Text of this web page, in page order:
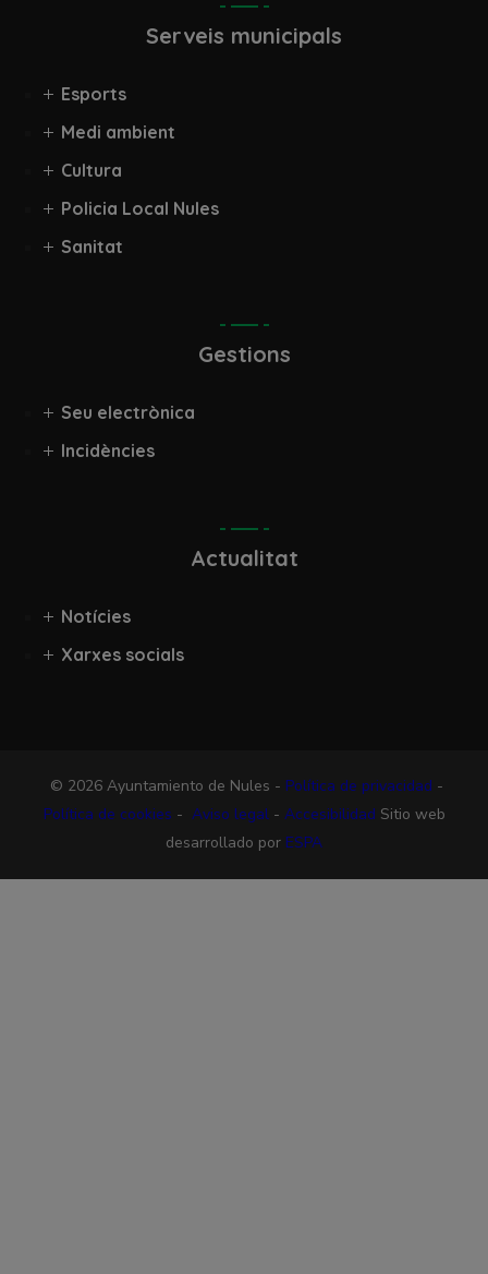
Serveis municipals
Esports
Medi ambient
Cultura
Policia Local Nules
Sanitat
Gestions
Seu electrònica
Incidències
Actualitat
Notícies
Xarxes socials
© 2026 Ayuntamiento de Nules - Política de privacidad -
Política de cookies - Aviso legal- Accesibilidad Sitio web
desarrollado por ESPA